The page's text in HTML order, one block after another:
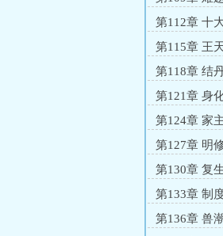
第112章 十
第115章 王
第118章 结
第121章 身
第124章 家
第127章 明
第130章 复
第133章 制
第136章 兽